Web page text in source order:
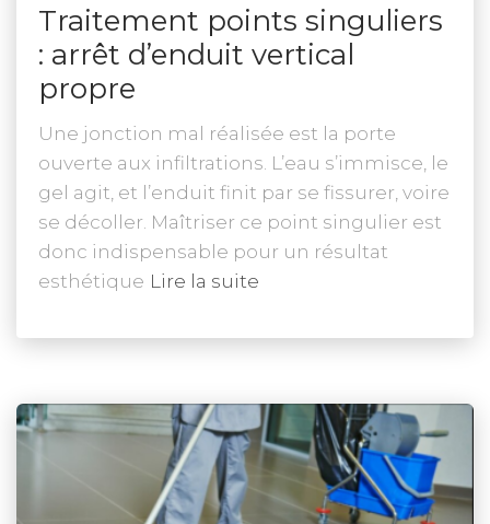
Traitement points singuliers
: arrêt d’enduit vertical
propre
Une jonction mal réalisée est la porte
ouverte aux infiltrations. L’eau s’immisce, le
gel agit, et l’enduit finit par se fissurer, voire
se décoller. Maîtriser ce point singulier est
donc indispensable pour un résultat
esthétique Lire la suite